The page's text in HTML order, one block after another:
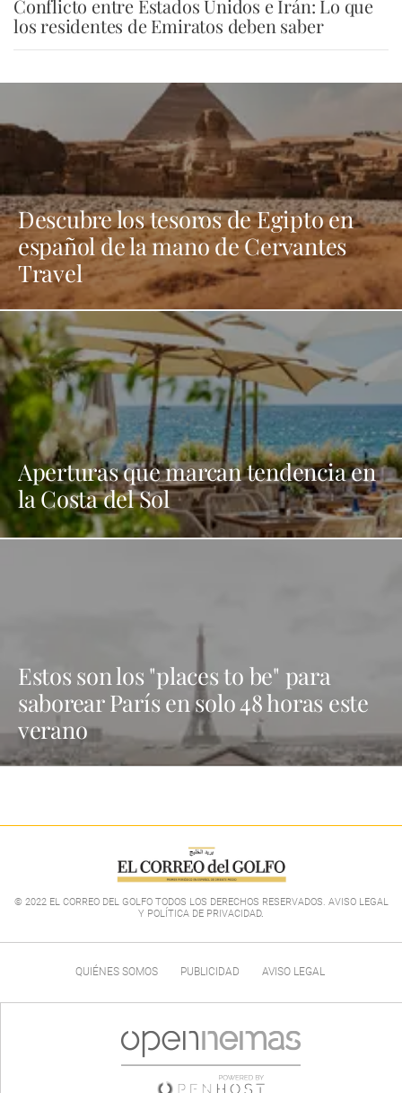
Conflicto entre Estados Unidos e Irán: Lo que
los residentes de Emiratos deben saber
Descubre los tesoros de Egipto en
español de la mano de Cervantes
Travel
Aperturas que marcan tendencia en
la Costa del Sol
Estos son los "places to be" para
saborear París en solo 48 horas este
verano
© 2022 EL CORREO DEL GOLFO TODOS LOS DERECHOS RESERVADOS. AVISO LEGAL
Y POLÍTICA DE PRIVACIDAD.
QUIÉNES SOMOS PUBLICIDAD AVISO LEGAL